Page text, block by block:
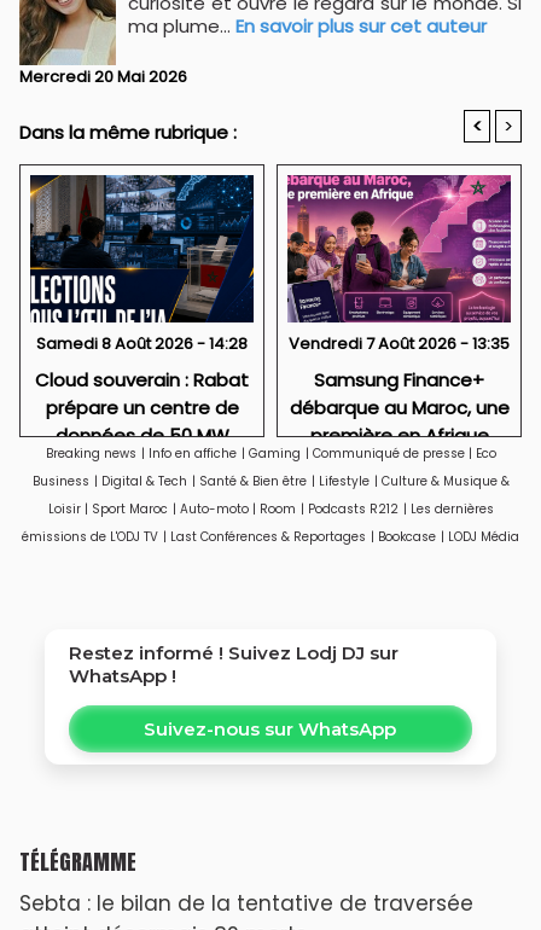
ma plume... En savoir plus sur cet auteur
Mercredi 20 Mai 2026
Dans la même rubrique : < >
Samedi 8 Août 2026 - 14:28
Cloud souverain : Rabat
prépare un centre de
données de 50 MW
Vendredi 7 Août 2026 - 13:35
Samsung Finance+
débarque au Maroc, une
première en Afrique
Breaking news | Info en affiche | Gaming | Communiqué de presse | Eco
Business | Digital & Tech | Santé & Bien être | Lifestyle | Culture & Musique &
Loisir | Sport Maroc | Auto-moto | Room | Podcasts R212 | Les dernières
émissions de L'ODJ TV | Last Conférences & Reportages | Bookcase | LODJ Média
Restez informé ! Suivez Lodj DJ sur
WhatsApp !
Suivez-nous sur WhatsApp
TÉLÉGRAMME
Sebta : le bilan de la tentative de traversée